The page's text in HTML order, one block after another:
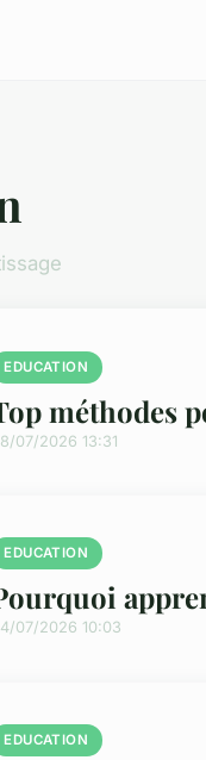
EDUCATION
méthodes
07/2026 13:31
EDUCATION
07/2026 10:03
EDUCATION